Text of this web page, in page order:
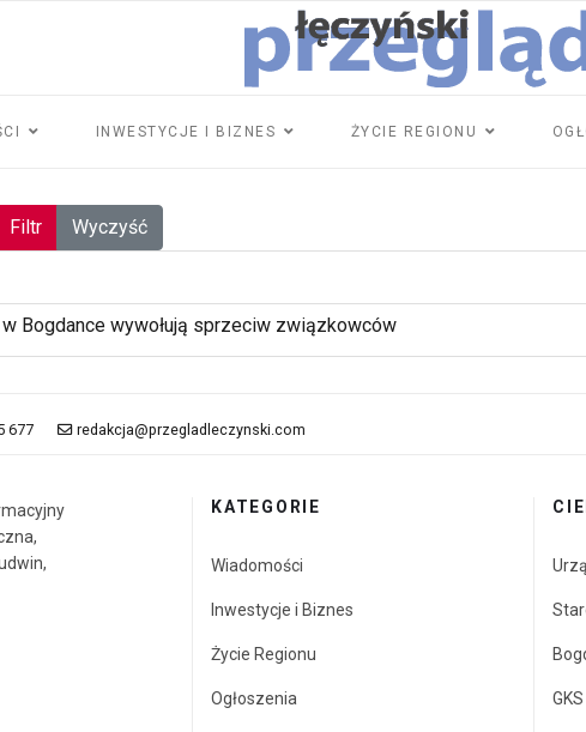
INWESTYCJE I BIZNES ŻYCIE REGIONU
Filtr Wyczyść
Bogdance wywołują sprzeciw związkowców
677 redakcja@przegladleczynski.com
KATEGORIE
Wiadomości
Inwestycje i Biznes
Życie Regionu
Ogłoszenia